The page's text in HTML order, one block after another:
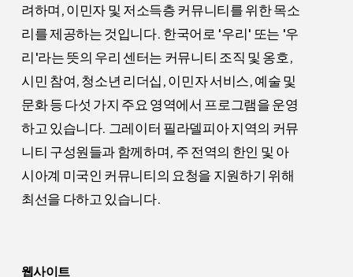
려하며, 이민자 및 저소득층 커뮤니티를 위한 목소
리를 제공하는 것입니다. 한국어로 '우리' 또는 '우
리'라는 뜻의 우리 센터는 커뮤니티 조직 및 옹호,
시민 참여, 청소년 리더십, 이민자 서비스, 예술 및
문화 등 다섯 가지 주요 영역에서 프로그램을 운영
하고 있습니다. 그레이터 필라델피아 지역의 커뮤
니티 구성원들과 함께하며, 주 전역의 한인 및 아
시아계 미국인 커뮤니티의 요청을 지원하기 위해
최선을 다하고 있습니다.
웹사이트